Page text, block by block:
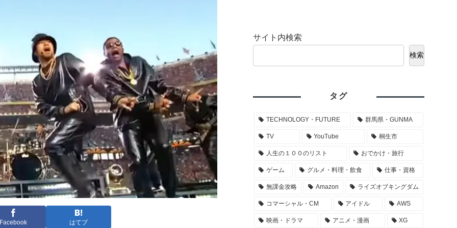
Facebook はてブ
サイト内検索
検索
タグ
TECHNOLOGY・FUTURE 群馬県・GUNMA
TV YouTube 桐生市
人生の１００のリスト おでかけ・旅行
ゲーム グルメ・料理・飲食 仕事・資格
無課金攻略 Amazon ライズオブキングダム
コマーシャル・CM アイドル AWS
映画・ドラマ アニメ・漫画 XG